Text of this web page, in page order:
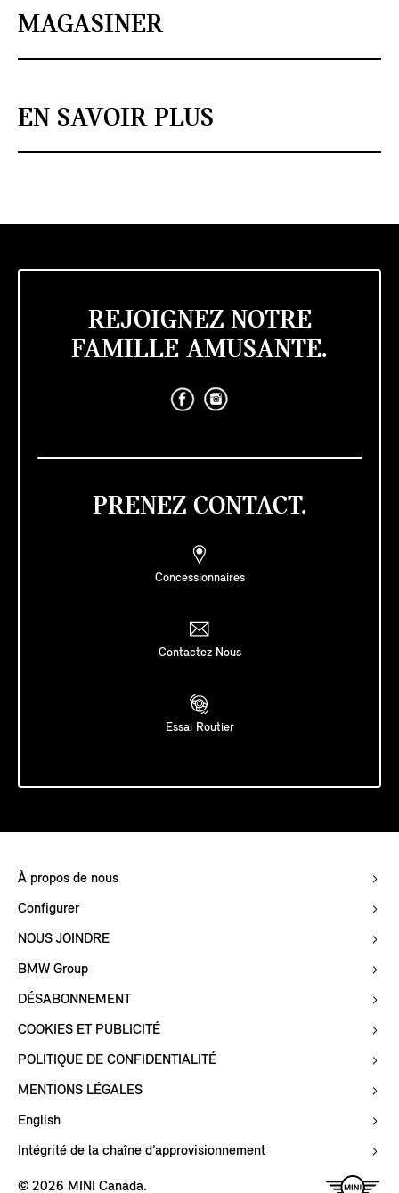
MAGASINER
EN SAVOIR PLUS
REJOIGNEZ NOTRE
FAMILLE AMUSANTE.
PRENEZ CONTACT.
Concessionnaires
Contactez Nous
Essai Routier
À propos de nous
Configurer
NOUS JOINDRE
BMW Group
DÉSABONNEMENT
COOKIES ET PUBLICITÉ
POLITIQUE DE CONFIDENTIALITÉ
MENTIONS LÉGALES
English
Intégrité de la chaîne d’approvisionnement
© 2026 MINI Canada.